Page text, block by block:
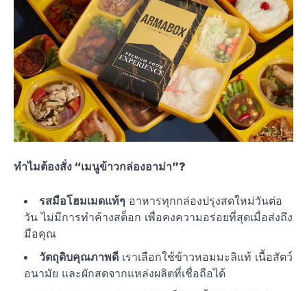
ทำไมต้องสั่ง “เมนูข้าวกล่องอาม่า”?
รสมือโฮมเมดแท้ๆ อาหารทุกกล่องปรุงสดใหม่วันต่อ
วัน ไม่มีการทำค้างสต็อก เพื่อคงความอร่อยที่สุดเมื่อส่งถึง
มือคุณ
วัตถุดิบคุณภาพดี เราเลือกใช้ข้าวหอมมะลิแท้ เนื้อสัตว์
อนามัย และผักสดจากแหล่งผลิตที่เชื่อถือได้